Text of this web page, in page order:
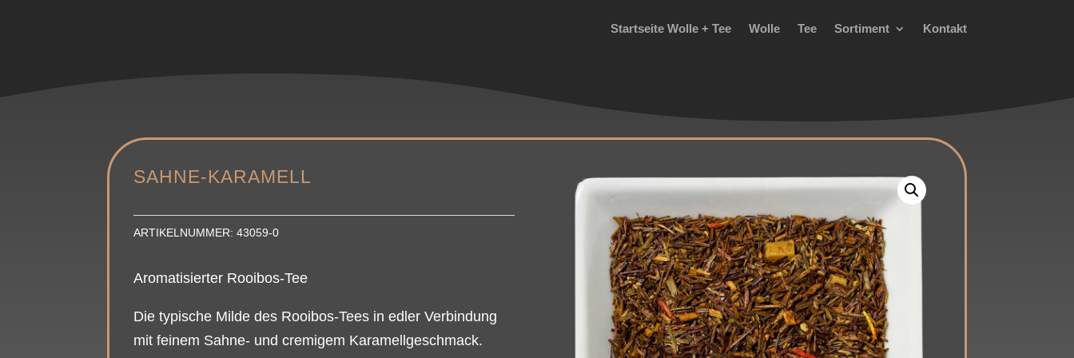
Startseite Wolle + Tee Wolle Tee Sortiment Kontakt
SAHNE-KARAMELL
ARTIKELNUMMER:43059-0
Aromatisierter Rooibos-Tee
Die typische Milde des Rooibos-Tees in edler Verbindung
mit feinem Sahne- und cremigem Karamellgeschmack.